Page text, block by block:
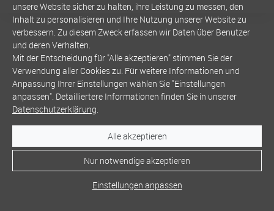
unsere Website sicher zu halten, ihre Leistung zu messen, den
Inhalt zu personalisieren und Ihre Nutzung unserer Website zu
verbessern. Zu diesem Zweck erfassen wir Daten über Benutzer
und deren Verhalten.
Mit der Entscheidung für "Alle akzeptieren" stimmen Sie der
Verwendung aller Cookies zu. Für weitere Informationen und
Anpassung Ihrer Einstellungen wählen Sie "Einstellungen
anpassen". Detailliertere Informationen finden Sie in unserer
Datenschutzerklärung.
Alle akzeptieren
Nur notwendige akzeptieren
Einstellungen anpassen